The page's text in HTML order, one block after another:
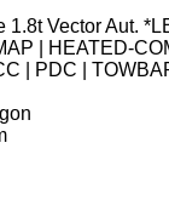
1.8t Vector Aut.
| HEATED-
| PDC |